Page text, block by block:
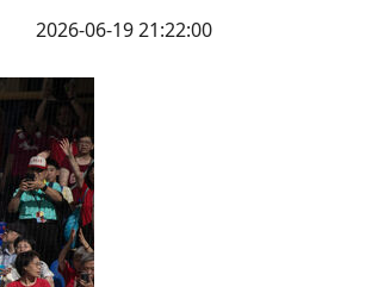
2026-06-19 21:22:00